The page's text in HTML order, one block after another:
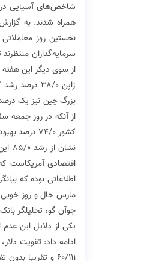
شاخص‌های آسیایی در
همراه شدند. به
نخستین روز معاملاتی
سرمایه‌گذاران
از سوی دیگر این
ژاپن ۳۸/۰
کشور ۷۴/۰
اطلاعاتی بوده که
مارس حال و روز خوبی
جوآن گو، تحلیلگر
یکی از دلایل این
ادامه داد: تقویت